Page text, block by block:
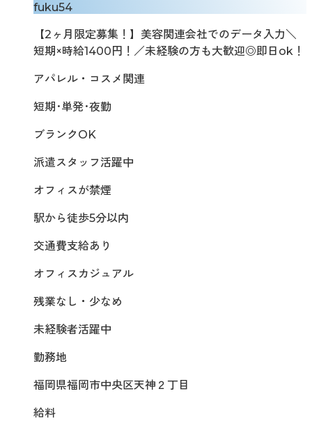
fuku54
【2ヶ月限定募集！】美容関連会社でのデータ入力＼
短期×時給1400円！／未経験の方も大歓迎◎即日ok！
アパレル・コスメ関連
短期･単発･夜勤
ブランクOK
派遣スタッフ活躍中
オフィスが禁煙
駅から徒歩5分以内
交通費支給あり
オフィスカジュアル
残業なし・少なめ
未経験者活躍中
勤務地
福岡県福岡市中央区天神２丁目
給料